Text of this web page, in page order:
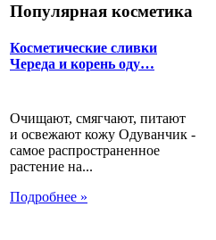
Популярная косметика
Косметические сливки
Череда и корень оду…
Очищают, смягчают, питают
и освежают кожу Одуванчик -
самое распространенное
растение на...
Подробнее »